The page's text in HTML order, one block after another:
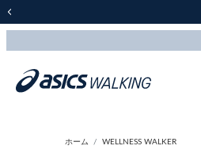
ホーム WELLNESS WALKER